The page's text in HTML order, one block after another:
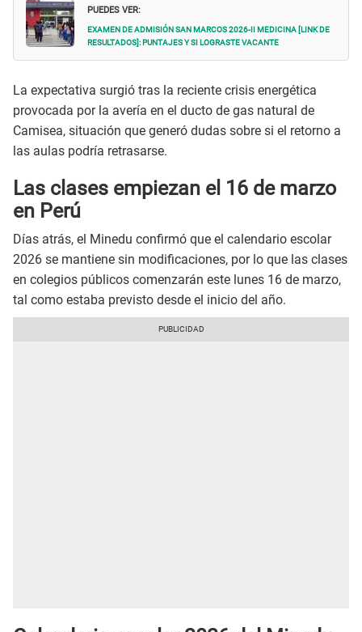
PUEDES VER:
Examen de admisión San Marcos 2026-II Medicina [LINK de
resultados]: puntajes y si lograste vacante
La expectativa surgió tras la reciente crisis energética
provocada por la avería en el ducto de gas natural de
Camisea, situación que generó dudas sobre si el retorno a
las aulas podría retrasarse.
Las clases empiezan el 16 de marzo
en Perú
Días atrás, el Minedu confirmó que el calendario escolar
2026 se mantiene sin modificaciones, por lo que las clases
en colegios públicos comenzarán este lunes 16 de marzo,
tal como estaba previsto desde el inicio del año.